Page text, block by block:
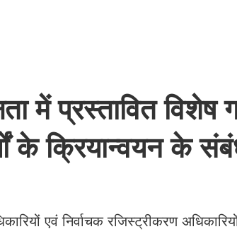
में प्रस्तावित विशेष
के क्रियान्वयन के
एवं निर्वाचक रजिस्ट्रीकरण